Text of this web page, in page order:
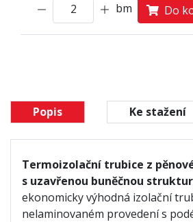
bm
Do
Popis Ke stažení
Termoizolační trubice z
s uzavřenou buněčnou
ekonomicky výhodná izolační
nelaminovaném provedení s